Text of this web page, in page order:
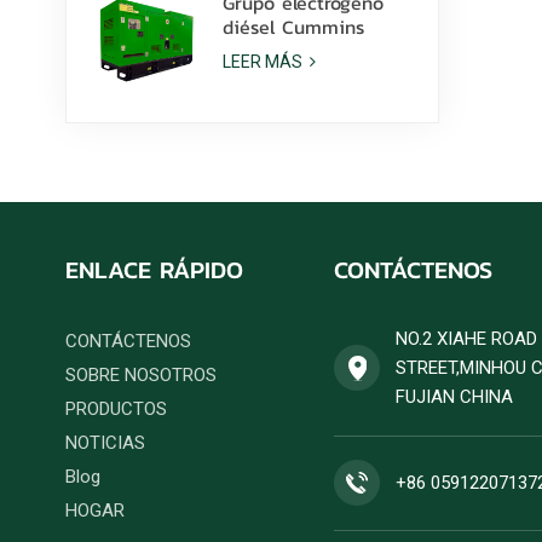
diésel Cummins
6ZTAA13-G2 de 425
kVA para aplicaciones
LEER MÁS
ENLACE RÁPIDO
CONTÁCTENOS
SOBRE NOSOTROS
PRODUCTOS
NOTICIAS
Blog
HOGAR
CONTÁCTENOS
NO.2 XIAHE
STREET,MINHOU
FUJIAN CHINA
+86